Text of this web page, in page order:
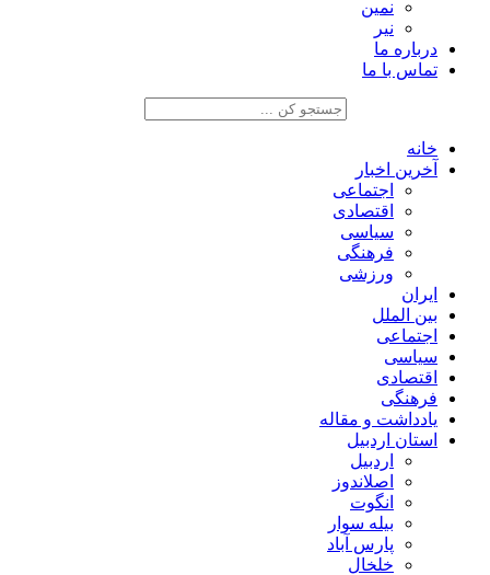
نمین
نیر
درباره ما
تماس با ما
خانه
آخرین اخبار
اجتماعی
اقتصادی
سیاسی
فرهنگی
ورزشی
ایران
بین الملل
اجتماعی
سیاسی
اقتصادی
فرهنگی
یادداشت و مقاله
استان اردبیل
اردبیل
اصلاندوز
انگوت
بیله سوار
پارس آباد
خلخال